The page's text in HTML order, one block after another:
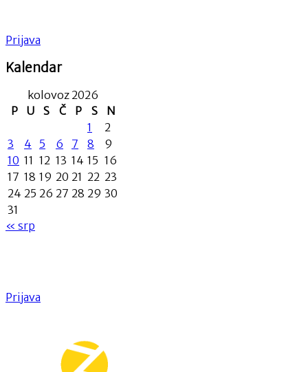
Prijava
Kalendar
kolovoz 2026
P
U S Č P S
N
1
2
3
4 5 6 7 8
9
10 11 12 13 14 15 16
17 18 19 20 21 22 23
24 25 26 27 28 29 30
31
« srp
Prijava